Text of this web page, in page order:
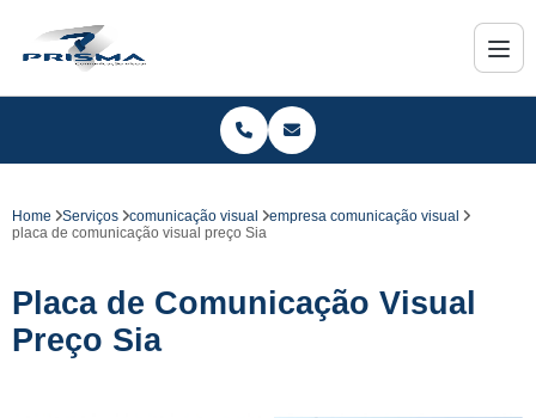
Home Serviços comunicação visual
empresa comunicação visual
placa de comunicação visual preço Sia
Placa de Comunicação Visual
Preço Sia